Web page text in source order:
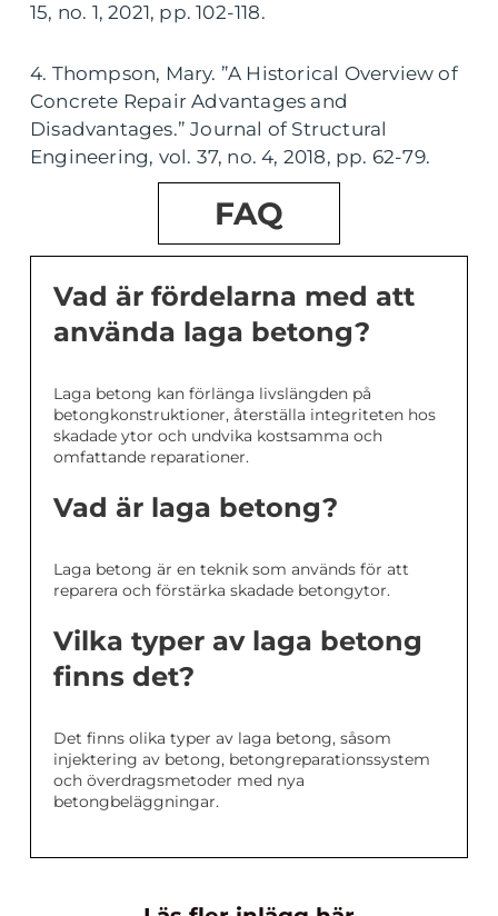
15, no. 1, 2021, pp. 102-118.
4. Thompson, Mary. ”A Historical Overview of
Concrete Repair Advantages and
Disadvantages.” Journal of Structural
Engineering, vol. 37, no. 4, 2018, pp. 62-79.
FAQ
Vad är fördelarna med att
använda laga betong?
Laga betong kan förlänga livslängden på
betongkonstruktioner, återställa integriteten hos
skadade ytor och undvika kostsamma och
omfattande reparationer.
Vad är laga betong?
Laga betong är en teknik som används för att
reparera och förstärka skadade betongytor.
Vilka typer av laga betong
finns det?
Det finns olika typer av laga betong, såsom
injektering av betong, betongreparationssystem
och överdragsmetoder med nya
betongbeläggningar.